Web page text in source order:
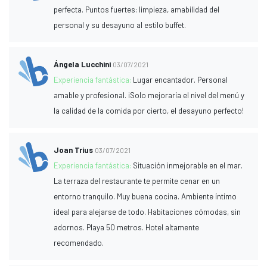
perfecta. Puntos fuertes: limpieza, amabilidad del
personal y su desayuno al estilo buffet.
Ángela Lucchini 03/07/2021
Experiencia fantástica: Lugar encantador. Personal
amable y profesional. ¡Solo mejoraría el nivel del menú y
la calidad de la comida por cierto, el desayuno perfecto!
Joan Trius 03/07/2021
Experiencia fantástica: Situación inmejorable en el mar.
La terraza del restaurante te permite cenar en un
entorno tranquilo. Muy buena cocina. Ambiente íntimo
ideal para alejarse de todo. Habitaciones cómodas, sin
adornos. Playa 50 metros. Hotel altamente
recomendado.